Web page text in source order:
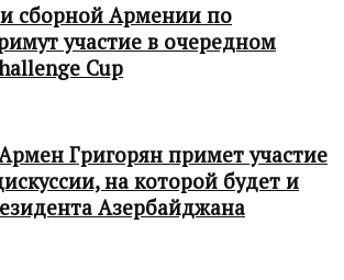
сборной Армении по
участие в очередном
Cup
Григорян примет участие
на которой будет и
Азербайджана